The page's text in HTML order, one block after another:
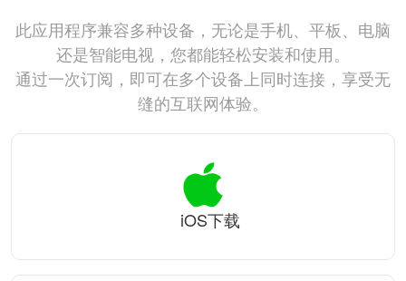
此应用程序兼容多种设备，无论是手机、平板、电脑
还是智能电视，您都能轻松安装和使用。
通过一次订阅，即可在多个设备上同时连接，享受无
缝的互联网体验。
iOS下载